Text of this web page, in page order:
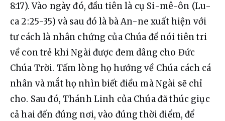
8:17). Vào ngày đó, đầu tiên là cụ Si-mê-ôn (Lu-
ca 2:25-35) và sau đó là bà An-ne xuất hiện với
tư cách là nhân chứng của Chúa để nói tiên tri
về con trẻ khi Ngài được đem dâng cho Đức
Chúa Trời. Tấm lòng họ hướng về Chúa cách cá
nhân và mắt họ nhìn biết điều mà Ngài sẽ chỉ
cho. Sau đó, Thánh Linh của Chúa đã thúc giục
cả hai đến đúng nơi, vào đúng thời điểm, để